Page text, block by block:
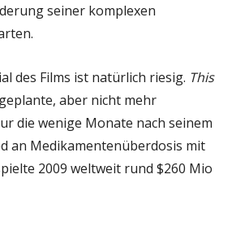
seiner komplexen
des Films ist natürlich riesig. This
aber nicht mehr
die wenige Monate nach seinem
an Medikamentenüberdosis mit
2009 weltweit rund $260 Mio